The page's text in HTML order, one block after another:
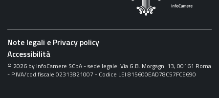
Note legali e Privacy policy
Accessibilità
© 2026 by InfoCamere SCpA - sede legale: Via G.B. Morgagni 13, 00161 Roma
- P.IVA/cod.fiscale 02313821007 - Codice LEI 815600EAD78C57FCE690